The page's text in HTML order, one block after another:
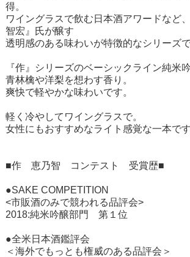
得。
ワイングラスで飲む日本酒アワードなど
智宏』氏が醸す
透明感のある味わいが特徴的なシリーズで
『作』シリーズのベーシックライン純米吟
青林檎や洋梨を想わす香り。
爽快で軽やかな味わいです。
軽く冷やしてワイングラスで。
女性にもおすすめなライト感覚な一本です
■作 恵乃智 コンテスト 受賞歴■
●SAKE COMPETITION
<市販酒のみで競われる品評会>
2018:純米吟醸部門 第１位
●全米日本酒鑑評会
＜海外でもっとも権威のある品評会＞